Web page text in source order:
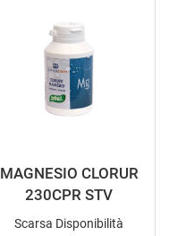
CARRELLO
MAGNESIO CLORUR
230CPR STV
Scarsa Disponibilità